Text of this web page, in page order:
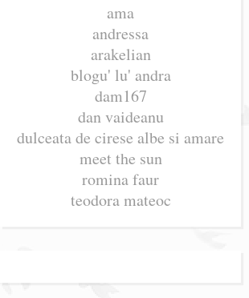
ama
andressa
arakelian
blogu' lu' andra
dam167
dan vaideanu
dulceata de cirese albe si amare
meet the sun
romina faur
teodora mateoc